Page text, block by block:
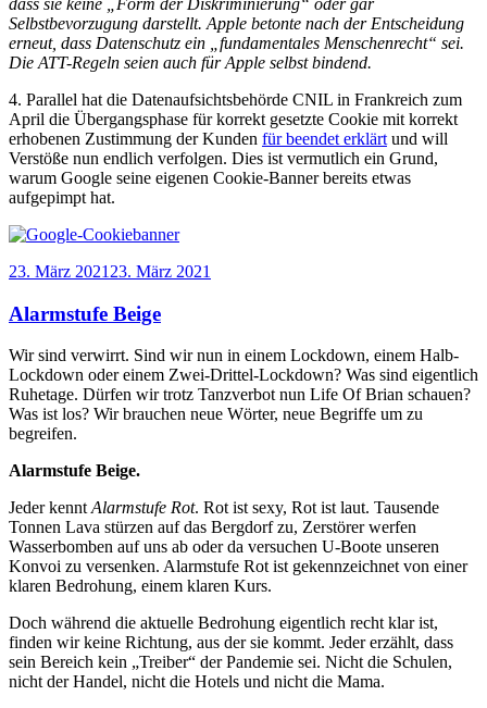
dass sie keine „Form der Diskriminierung“ oder gar
Selbstbevorzugung darstellt. Apple betonte nach der Entscheidung
erneut, dass Datenschutz ein „fundamentales Menschenrecht“ sei.
Die ATT-Regeln seien auch für Apple selbst bindend.
4. Parallel hat die Datenaufsichtsbehörde CNIL in Frankreich zum
April die Übergangsphase für korrekt gesetzte Cookie mit korrekt
erhobenen Zustimmung der Kunden für beendet erklärt und will
Verstöße nun endlich verfolgen. Dies ist vermutlich ein Grund,
warum Google seine eigenen Cookie-Banner bereits etwas
aufgepimpt hat.
Veröffentlicht
23. März 2021 23. März 2021
Alarmstufe Beige
Wir sind verwirrt. Sind wir nun in einem Lockdown, einem Halb-
Lockdown oder einem Zwei-Drittel-Lockdown? Was sind eigentlich
Ruhetage. Dürfen wir trotz Tanzverbot nun Life Of Brian schauen?
Was ist los? Wir brauchen neue Wörter, neue Begriffe um zu
begreifen.
Alarmstufe Beige.
Jeder kenntAlarmstufe Rot. Rot ist sexy, Rot ist laut. Tausende
Tonnen Lava stürzen auf das Bergdorf zu, Zerstörer werfen
Wasserbomben auf uns ab oder da versuchen U-Boote unseren
Konvoi zu versenken. Alarmstufe Rot ist gekennzeichnet von einer
klaren Bedrohung, einem klaren Kurs.
Doch während die aktuelle Bedrohung eigentlich recht klar ist,
finden wir keine Richtung, aus der sie kommt. Jeder erzählt, dass
sein Bereich kein „Treiber“ der Pandemie sei. Nicht die Schulen,
nicht der Handel, nicht die Hotels und nicht die Mama.